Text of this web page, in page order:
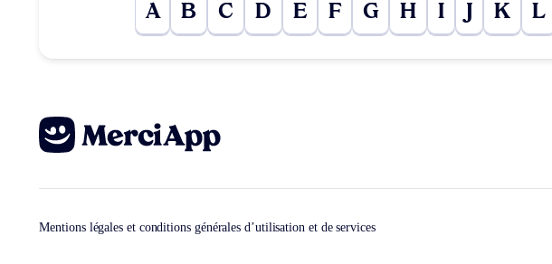
A B C D E F G H I K L
Mentions légales et conditions générales d’utilisation et de services